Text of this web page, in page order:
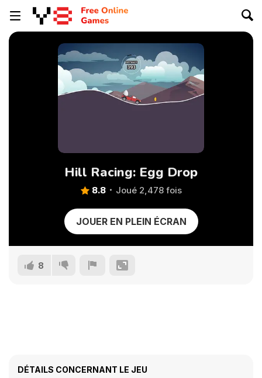
Hill Racing: Egg Drop
8.8 Joué 2,478 fois
JOUER EN PLEIN ÉCRAN
8
DÉTAILS CONCERNANT LE JEU